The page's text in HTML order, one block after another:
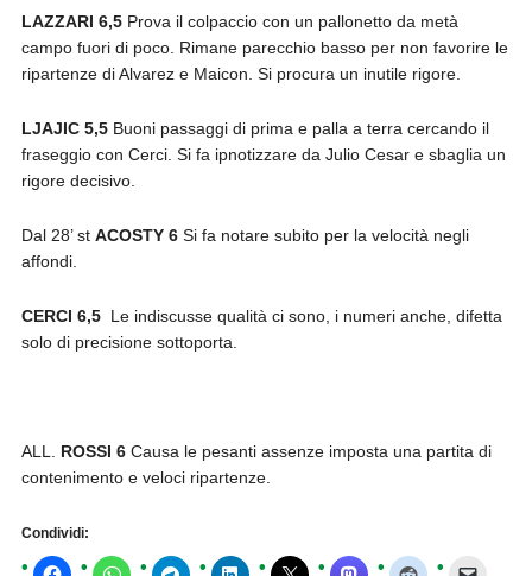
LAZZARI 6,5Prova il colpaccio con un pallonetto da metà
campo fuori di poco. Rimane parecchio basso per non favorire le
ripartenze di Alvarez e Maicon. Si procura un inutile rigore.
LJAJIC 5,5Buoni passaggi di prima e palla a terra cercando il
fraseggio con Cerci. Si fa ipnotizzare da Julio Cesar e sbaglia un
rigore decisivo.
Dal 28’ st ACOSTY 6Si fa notare subito per la velocità negli
affondi.
CERCI 6,5Le indiscusse qualità ci sono, i numeri anche, difetta
solo di precisione sottoporta.
ALL. ROSSI 6Causa le pesanti assenze imposta una partita di
contenimento e veloci ripartenze.
Condividi: